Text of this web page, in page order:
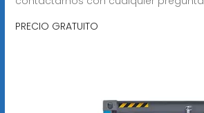
PRECIO GRATUITO